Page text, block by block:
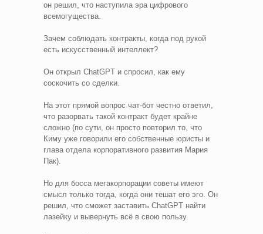
он решил, что наступила эра цифрового
всемогущества.
Зачем соблюдать контракты, когда под рукой
есть искусственный интеллект?
Он открыл ChatGPT и спросил, как ему
соскочить со сделки.
На этот прямой вопрос чат-бот честно ответил,
что разорвать такой контракт будет крайне
сложно (по сути, он просто повторил то, что
Киму уже говорили его собственные юристы и
глава отдела корпоративного развития Мария
Пак).
Но для босса мегакорпорации советы имеют
смысл только тогда, когда они тешат его эго. Он
решил, что сможет заставить ChatGPT найти
лазейку и вывернуть всё в свою пользу.